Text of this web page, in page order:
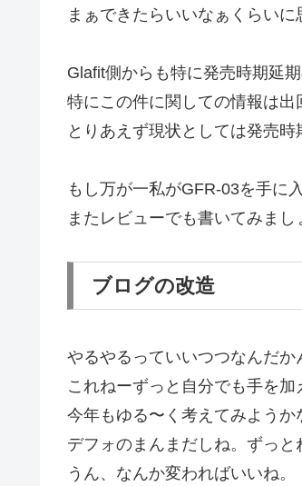
まぁできたらいいなぁくらいに
Glafit側からも特に発売時期延
特にこの件に関しての情報は出
とりあえず現状としては発売時
もし万が一私がGFR-03を手に
またレビューでも書いてみまし
ブログの改造
やるやるっていいつつなんだか
これねーずっと自分でも手を
今年もゆる〜く考えてみよう
デフォのまんまだしね。ずっ
うん、なんか変わればいいね。